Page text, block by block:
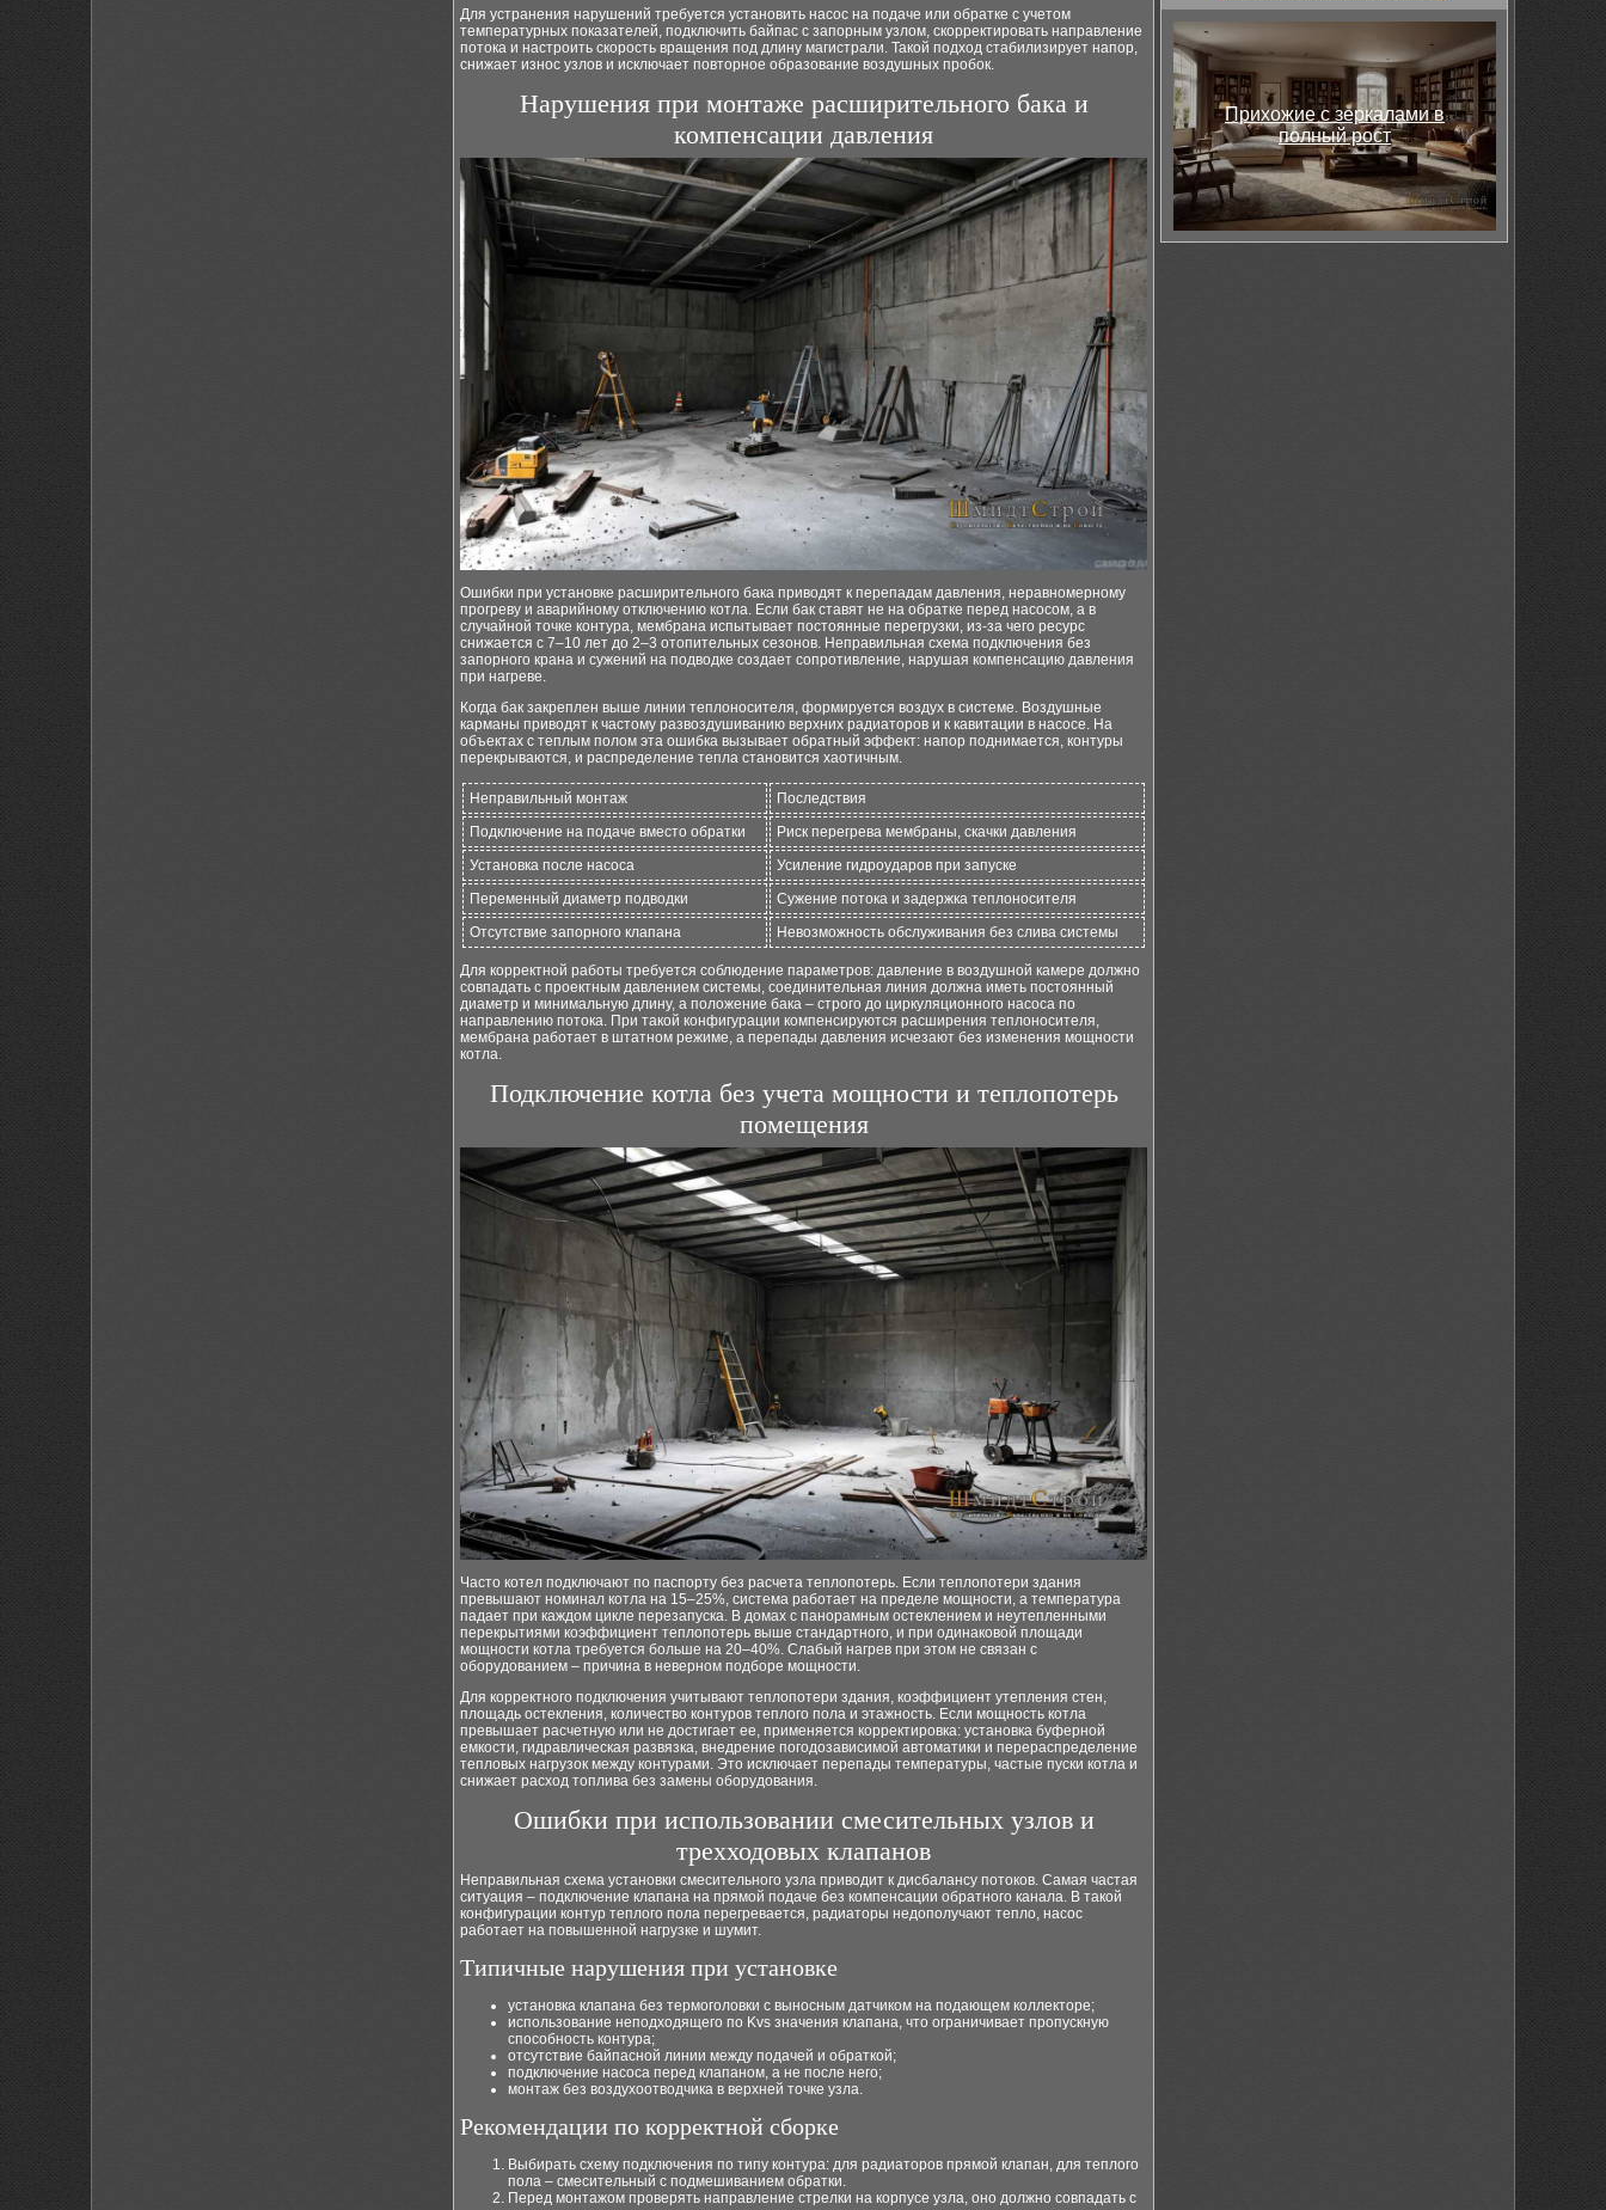
Для устранения нарушений требуется установить насос на подаче или обратке с учетом
температурных показателей, подключить байпас с запорным узлом, скорректировать направление
потока и настроить скорость вращения под длину магистрали. Такой подход стабилизирует напор,
снижает износ узлов и исключает повторное образование воздушных пробок.
Нарушения при монтаже расширительного бака и
компенсации давления
Ошибки при установке расширительного бака приводят к перепадам давления, неравномерному
прогреву и аварийному отключению котла. Если бак ставят не на обратке перед насосом, а в
случайной точке контура, мембрана испытывает постоянные перегрузки, из-за чего ресурс
снижается с 7–10 лет до 2–3 отопительных сезонов. Неправильная схема подключения без
запорного крана и сужений на подводке создает сопротивление, нарушая компенсацию давления
при нагреве.
Когда бак закреплен выше линии теплоносителя, формируется воздух в системе. Воздушные
карманы приводят к частому развоздушиванию верхних радиаторов и к кавитации в насосе. На
объектах с теплым полом эта ошибка вызывает обратный эффект: напор поднимается, контуры
перекрываются, и распределение тепла становится хаотичным.
Неправильный монтаж
Последствия
Подключение на подаче вместо обратки
Риск перегрева мембраны, скачки давления
Установка после насоса
Усиление гидроударов при запуске
Переменный диаметр подводки
Сужение потока и задержка теплоносителя
Отсутствие запорного клапана
Невозможность обслуживания без слива системы
Для корректной работы требуется соблюдение параметров: давление в воздушной камере должно
совпадать с проектным давлением системы, соединительная линия должна иметь постоянный
диаметр и минимальную длину, а положение бака – строго до циркуляционного насоса по
направлению потока. При такой конфигурации компенсируются расширения теплоносителя,
мембрана работает в штатном режиме, а перепады давления исчезают без изменения мощности
котла.
Подключение котла без учета мощности и теплопотерь
помещения
Часто котел подключают по паспорту без расчета теплопотерь. Если теплопотери здания
превышают номинал котла на 15–25%, система работает на пределе мощности, а температура
падает при каждом цикле перезапуска. В домах с панорамным остеклением и неутепленными
перекрытиями коэффициент теплопотерь выше стандартного, и при одинаковой площади
мощности котла требуется больше на 20–40%. Слабый нагрев при этом не связан с
оборудованием – причина в неверном подборе мощности.
Для корректного подключения учитывают теплопотери здания, коэффициент утепления стен,
площадь остекления, количество контуров теплого пола и этажность. Если мощность котла
превышает расчетную или не достигает ее, применяется корректировка: установка буферной
емкости, гидравлическая развязка, внедрение погодозависимой автоматики и перераспределение
тепловых нагрузок между контурами. Это исключает перепады температуры, частые пуски котла и
снижает расход топлива без замены оборудования.
Ошибки при использовании смесительных узлов и
трехходовых клапанов
Неправильная схема установки смесительного узла приводит к дисбалансу потоков. Самая частая
ситуация – подключение клапана на прямой подаче без компенсации обратного канала. В такой
конфигурации контур теплого пола перегревается, радиаторы недополучают тепло, насос
работает на повышенной нагрузке и шумит.
Типичные нарушения при установке
установка клапана без термоголовки с выносным датчиком на подающем коллекторе;
использование неподходящего по Kvs значения клапана, что ограничивает пропускную
способность контура;
отсутствие байпасной линии между подачей и обраткой;
подключение насоса перед клапаном, а не после него;
монтаж без воздухоотводчика в верхней точке узла.
Рекомендации по корректной сборке
Выбирать схему подключения по типу контура: для радиаторов прямой клапан, для теплого
пола – смесительный с подмешиванием обратки.
Перед монтажом проверять направление стрелки на корпусе узла, оно должно совпадать с
Прихожие с зеркалами в
полный рост